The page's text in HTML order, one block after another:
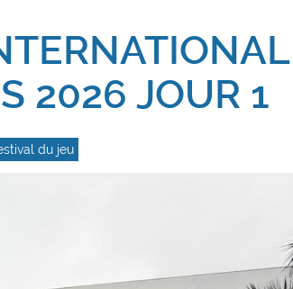
2026 JOUR 1
du jeu